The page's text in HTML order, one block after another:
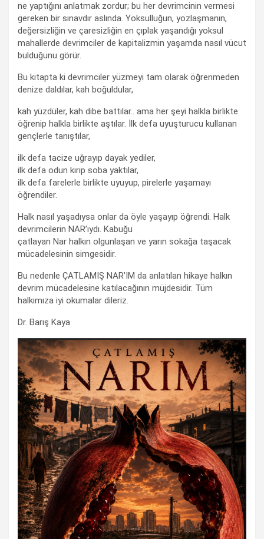
ne yaptığını anlatmak zordur; bu her devrimcinin vermesi
gereken bir sınavdır aslında. Yoksulluğun, yozlaşmanın,
değersizliğin ve çaresizliğin en çıplak yaşandığı yoksul
mahallerde devrimciler de kapitalizmin yaşamda nasıl vücut
bulduğunu görür.
Bu kitapta ki devrimciler yüzmeyi tam olarak öğrenmeden
denize daldılar, kah boğuldular,
kah yüzdüler, kah dibe battılar.. ama her şeyi halkla birlikte
öğrenip halkla birlikte aştılar. İlk defa uyuşturucu kullanan
gençlerle tanıştılar,
ilk defa tacize uğrayıp dayak yediler,
ilk defa odun kırıp soba yaktılar,
ilk defa farelerle birlikte uyuyup, pirelerle yaşamayı
öğrendiler.
Halk nasıl yaşadıysa onlar da öyle yaşayıp öğrendi. Halk
devrimcilerin NAR’ıydı. Kabuğu
çatlayan Nar halkın olgunlaşan ve yarın sokağa taşacak
mücadelesinin simgesidir.
Bu nedenle ÇATLAMIŞ NAR’IM da anlatılan hikaye halkın
devrim mücadelesine katılacağının müjdesidir. Tüm
halkımıza iyi okumalar dileriz.
Dr. Barış Kaya